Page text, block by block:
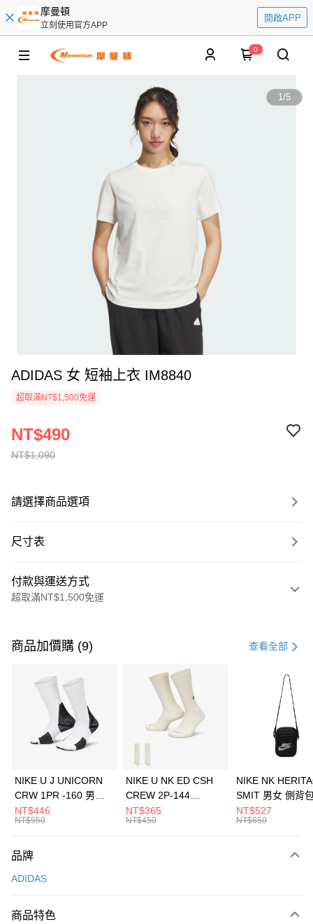
摩曼頓
立刻使用官方APP
開啟APP
0
1/5
ADIDAS 女 短袖上衣 IM8840
超取滿NT$1,500免運
NT$1,090
NT$490
請選擇商品選項
尺寸表
付款與運送方式
超取滿NT$1,500免運
信用卡一次付款
3 期 0 利率 每期 21家銀行
合作金庫商業銀行
第一商業銀行
華南商業銀行
彰化商業銀行
上海商業儲蓄銀行
元大商業銀行
台灣樂天信用卡公司
Apple Pay
全盈+PAY
AFTEE先享後付
【關於「AFTEE先享後付」】
便利好安心！
３．安心：先確認商品／服務後，再付款。
運送方式
每筆NT$100，滿NT$1,500(含以上)免運費
商品加價購 (9) 查看全部
NIKE U J UNICORN
CRW 1PR -160 男女
中統襪 FZ3393100
NT$446
NT$550
NIKE U NK ED CSH
CREW 2P-144
EMBRDY 男女 短統襪
FZ3073133
NT$365
NT$450
NIKE NK
SMIT 男女 側背
BA5871010
NT$527
NT$650
品牌
ADIDAS
商品特色